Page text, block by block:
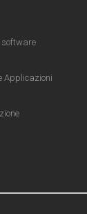
Applicazioni